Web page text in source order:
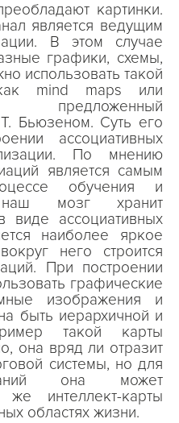
картинки.
является ведущим
В этом случае
графики, схемы,
использовать такой
mind maps или
предложенный
Бьюзеном. Суть его
ассоциативных
По мнению
является самым
обучения и
мозг хранит
ассоциативных
наиболее яркое
него строится
При построении
графические
изображения и
быть иерархичной и
такой карты
она вряд ли отразит
системы, но для
она может
интеллект-карты
областях жизни.